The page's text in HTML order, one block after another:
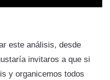
este análisis, desde
invitaros a que si
y organicemos todos